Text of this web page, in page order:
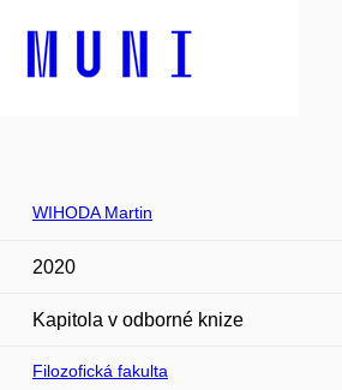
WIHODA Martin
2020
Kapitola v odborné knize
Filozofická fakulta